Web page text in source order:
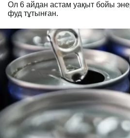
Ол 6 айдан астам уақыт бойы
фуд тұтынған.